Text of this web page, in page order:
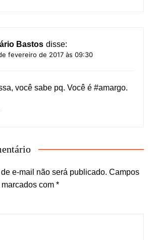
Bastos disse:
fevereiro de 2017 às 09:30
você sabe pq. Você é #amargo.
e-mail não será publicado. Campos
com *